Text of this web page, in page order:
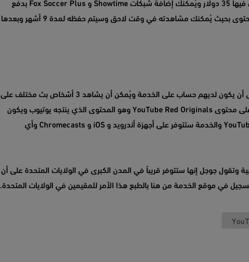
خدمة YouTube TV الإشتراك الشهري فيها 35 دولار ويُمكنك إضافة شبكات Showtime و Fox Soccer Plus بدفع
مبلغ أكثر وتُتيح لك الخدمة تسجيل المحتوى بحيث يُمكنك مشاهدته في وقت لاحق وسيتم حفظه لمدة 9 أشهر وبعدها
بإشتراك شهري واحد يُمكن لـ 6 أشخاص أن يكون لديهم حساب على الخدمة ويُمكن أن يشاهد 3 أشخاص بث مختلف على
أجهزة مختلفة وتحتوي الخدمة كذلك على محتوى YouTube Red Originals وهو المحتوى الذي ينتجه يوتيوب ويكون
متوفر بشكل حصري على خدمة YouTube Red والخدمة ستتوفر على أجهزة أندرويد و iOS و Chromecasts وأي
وتقول جوجل إنها ستتوفر قريباً في المدن الكبرى في الولايات المتحدة على أن
في موقع الخدمة من هنا بالطبع هذا الأمر للمقيمين في الولايات المتحدة.